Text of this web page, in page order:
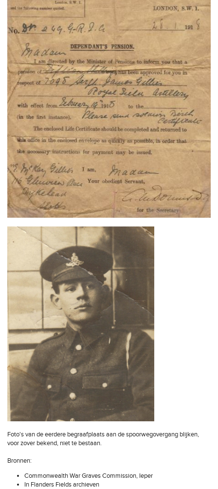
Foto's van de eerdere begraafplaats aan de spoorwegovergang blijken,
voor zover bekend, niet te bestaan.
Bronnen:
Commonwealth War Graves Commission, Ieper
In Flanders Fields archieven